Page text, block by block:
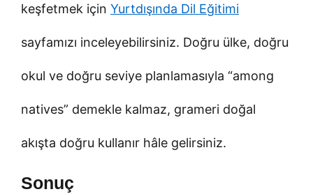
keşfetmek için Yurtdışında Dil Eğitimi
sayfamızı inceleyebilirsiniz. Doğru ülke, doğru
okul ve doğru seviye planlamasıyla “among
natives” demekle kalmaz, grameri doğal
akışta doğru kullanır hâle gelirsiniz.
Sonuç